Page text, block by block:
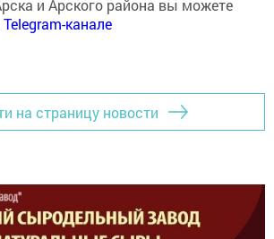
Telegram-канале
на страницу новости